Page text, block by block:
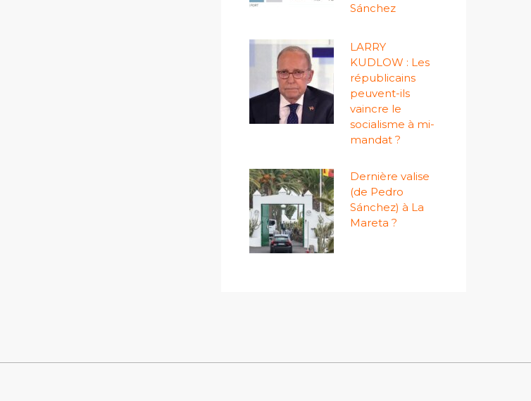
Sánchez
LARRY
KUDLOW : Les
républicains
peuvent-ils
vaincre le
socialisme à mi-
mandat ?
Dernière valise
(de Pedro
Sánchez) à La
Mareta ?